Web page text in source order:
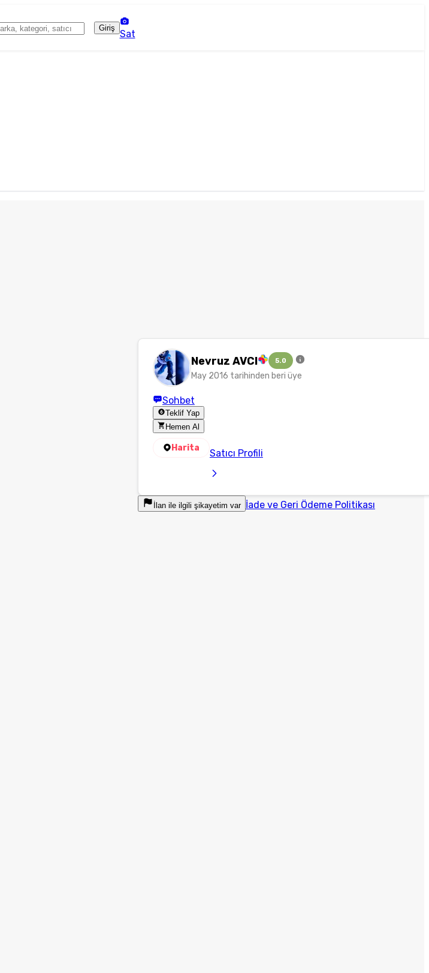
Giriş
Sat
Nevruz AVCI 5.0
May 2016 tarihinden beri üye
Sohbet
Teklif Yap
Hemen Al
Harita Satıcı Profili
İlan ile ilgili şikayetim var İade ve Geri Ödeme Politikası